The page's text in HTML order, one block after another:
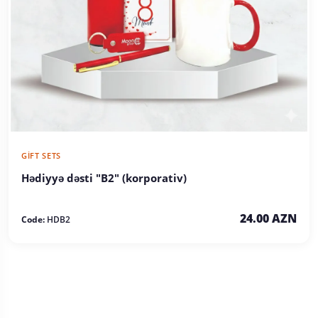
GIFT SETS
Hədiyyə dəsti "B2" (korporativ)
Code: HDB2 24.00 AZN